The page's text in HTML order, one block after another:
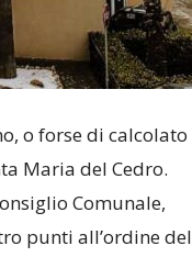
o forse di calcolato
Maria del Cedro.
Comunale,
punti all’ordine del